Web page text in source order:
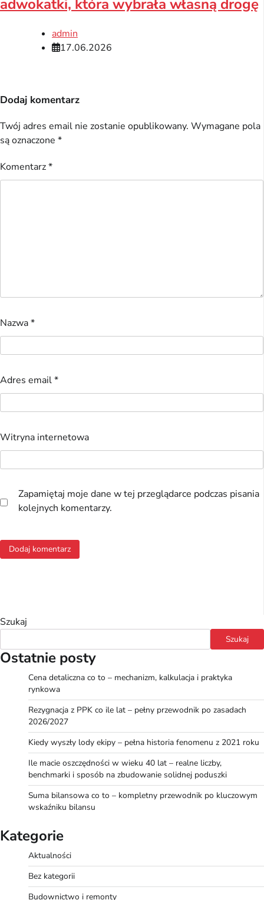
adwokatki, która wybrała własną drogę
admin
17.06.2026
Dodaj komentarz
Twój adres email nie zostanie opublikowany. Wymagane pola
są oznaczone *
Komentarz*
Nazwa*
Adres email*
Witryna internetowa
Zapamiętaj moje dane w tej przeglądarce podczas pisania
kolejnych komentarzy.
Szukaj
Szukaj
Ostatnie posty
Cena detaliczna co to – mechanizm, kalkulacja i praktyka
rynkowa
Rezygnacja z PPK co ile lat – pełny przewodnik po zasadach
2026/2027
Kiedy wyszły lody ekipy – pełna historia fenomenu z 2021 roku
Ile macie oszczędności w wieku 40 lat – realne liczby,
benchmarki i sposób na zbudowanie solidnej poduszki
Suma bilansowa co to – kompletny przewodnik po kluczowym
wskaźniku bilansu
Kategorie
Aktualności
Bez kategorii
Budownictwo i remonty